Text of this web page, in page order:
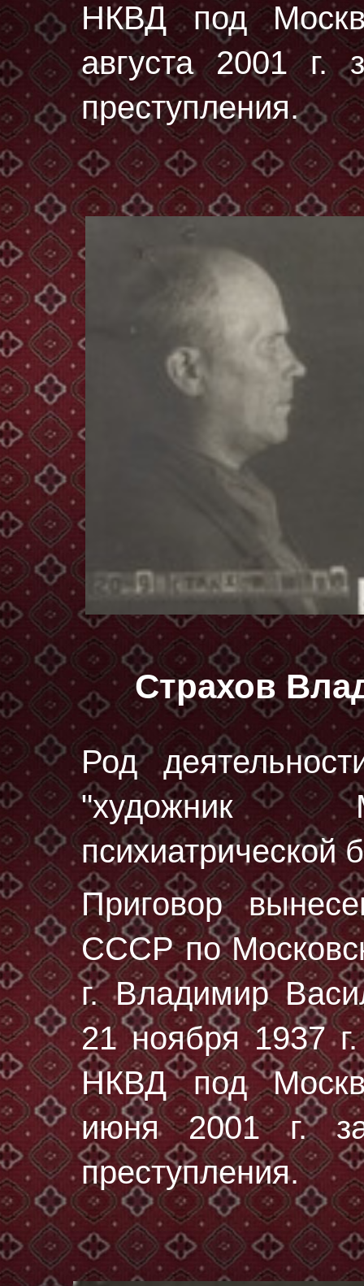
НКВД под
августа 2001 г.
преступления.
Страхов
Род
"художник
психиатрической
Приговор
СССР по
г. Владимир
21 ноября 1937 г.
НКВД под
июня 2001 г. за
преступления.